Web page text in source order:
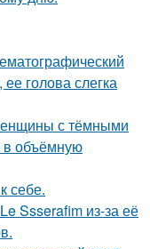
голова слегка
с тёмными
объёмную
себе.
Ssserafim из-за её